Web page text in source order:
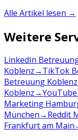
Alle Artikel lesen →
Weitere
LinkedIn
Koblenz→TikTok
Betreuung Koblenz
Koblenz→
Marketing
München→Reddit
Frankfurt am Main